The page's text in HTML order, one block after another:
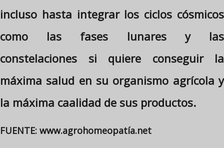
incluso hasta integrar los ciclos cósmicos
como las fases lunares y las
constelaciones si quiere conseguir la
máxima salud en su organismo agrícola y
la máxima caalidad de sus productos.
FUENTE: www.agrohomeopatía.net